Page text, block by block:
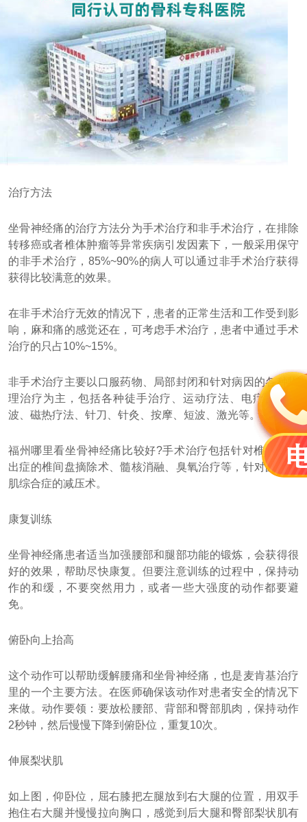
治疗方法
坐骨神经痛的治疗方法分为手术治疗和非手术治疗，在排除
转移癌或者椎体肿瘤等异常疾病引发因素下，一般采用保守
的非手术治疗，85%~90%的病人可以通过非手术治疗获得
获得比较满意的效果。
在非手术治疗无效的情况下，患者的正常生活和工作受到影
响，麻和痛的感觉还在，可考虑手术治疗，患者中通过手术
治疗的只占10%~15%。
非手术治疗主要以口服药物、局部封闭和针对病因的各种物
理治疗为主，包括各种徒手治疗、运动疗法、电疗、超短
波、磁热疗法、针刀、针灸、按摩、短波、激光等。
福州哪里看坐骨神经痛比较好?手术治疗包括针对椎间盘突
出症的椎间盘摘除术、髓核消融、臭氧治疗等，针对的梨状
肌综合症的减压术。
康复训练
坐骨神经痛患者适当加强腰部和腿部功能的锻炼，会获得很
好的效果，帮助尽快康复。但要注意训练的过程中，保持动
作的和缓，不要突然用力，或者一些大强度的动作都要避
免。
俯卧向上抬高
这个动作可以帮助缓解腰痛和坐骨神经痛，也是麦肯基治疗
里的一个主要方法。在医师确保该动作对患者安全的情况下
来做。动作要领：要放松腰部、背部和臀部肌肉，保持动作
2秒钟，然后慢慢下降到俯卧位，重复10次。
伸展梨状肌
如上图，仰卧位，屈右膝把左腿放到右大腿的位置，用双手
抱住右大腿并慢慢拉向胸口，感觉到后大腿和臀部梨状肌有